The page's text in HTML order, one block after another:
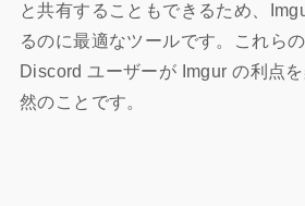
と共有することもできるため、
るのに最適なツールです。これら
Discord ユーザーが Imgur の利点
然のことです。